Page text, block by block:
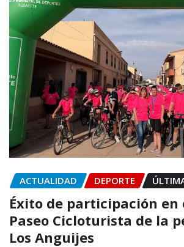
ACTUALIDAD DEPORTE
Éxito de participación en
Paseo Cicloturista de la
Los Anguijes